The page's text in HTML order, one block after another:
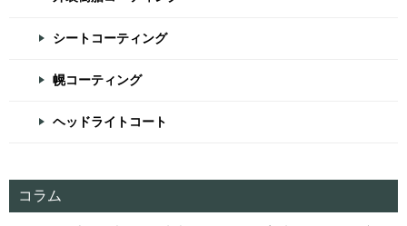
シートコーティング
幌コーティング
ヘッドライトコート
コラム